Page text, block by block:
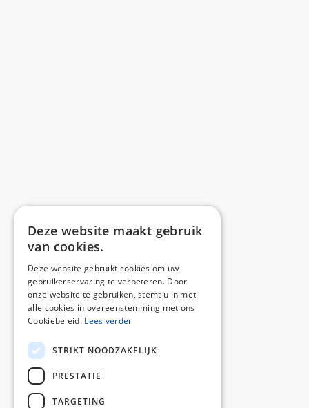
Deze website maakt gebruik
van cookies.
Deze website gebruikt cookies om uw
gebruikerservaring te verbeteren. Door
onze website te gebruiken, stemt u in met
alle cookies in overeenstemming met ons
Cookiebeleid. Lees verder
STRIKT NOODZAKELIJK
PRESTATIE
TARGETING